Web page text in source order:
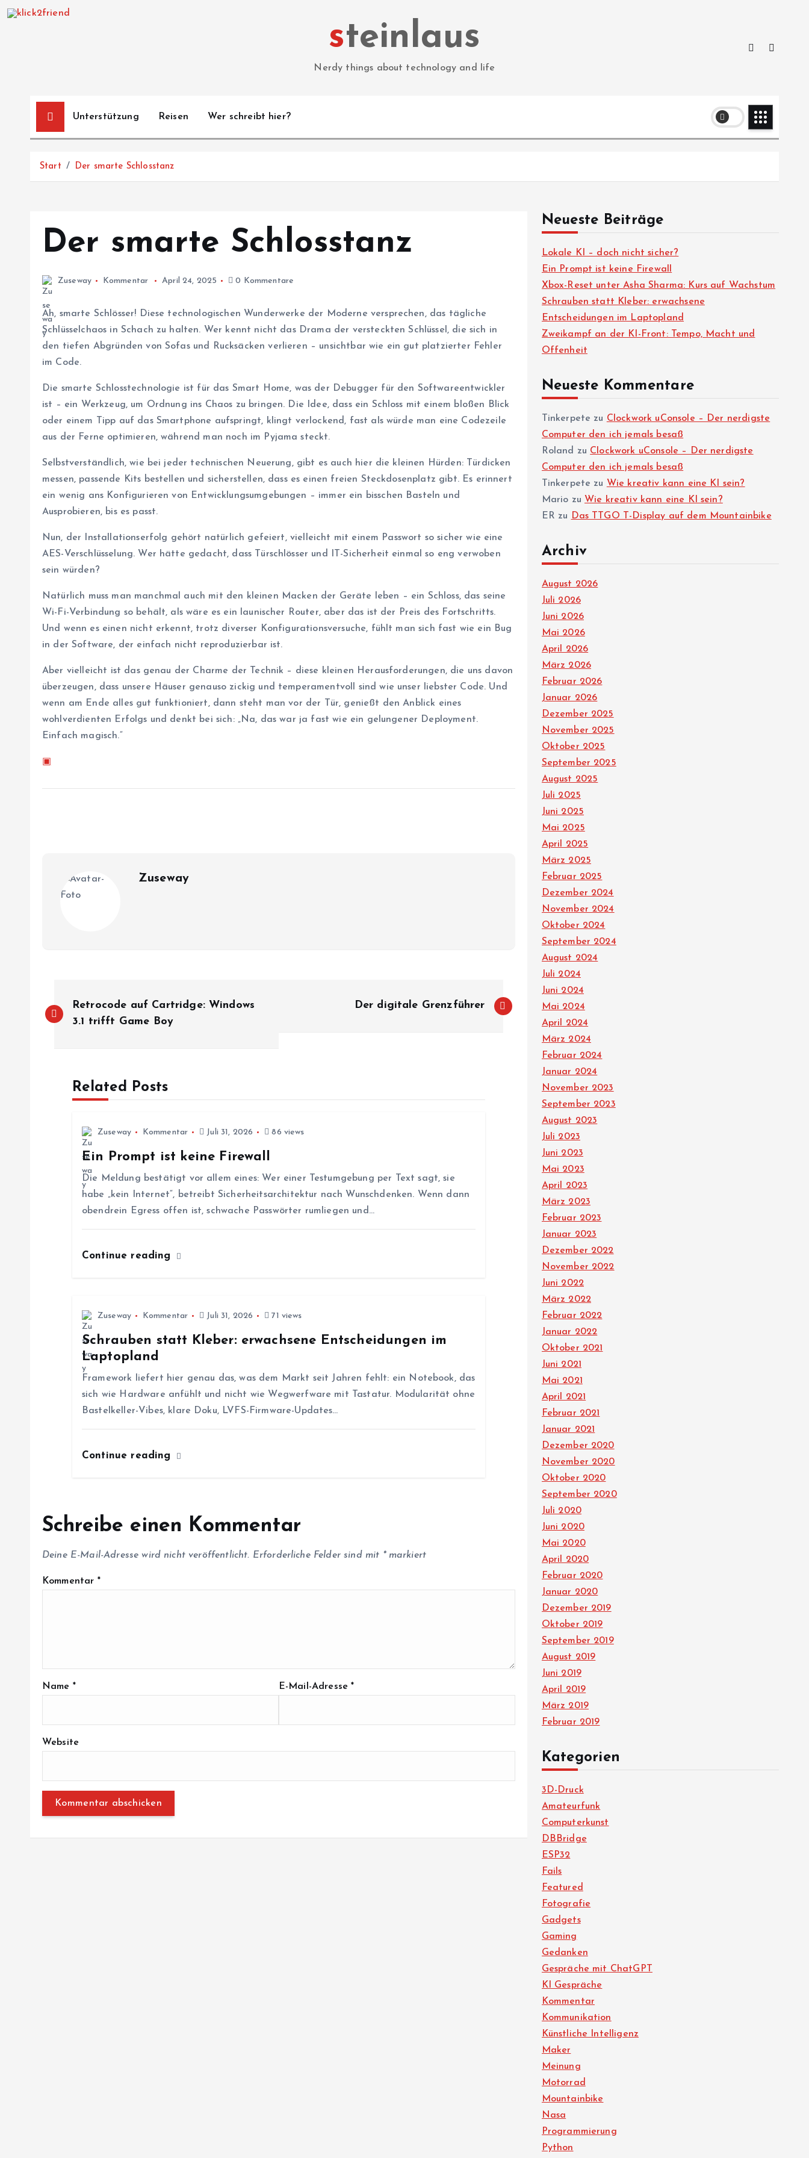
steinlaus
Nerdy things about technology and life
Unterstützung Reisen Wer schreibt hier?
Start Der smarte Schlosstanz
Der smarte Schlosstanz
Zuseway Kommentar April 24, 2025 0 Kommentare
Ah, smarte Schlösser! Diese technologischen Wunderwerke der Moderne versprechen, das tägliche
Schlüsselchaos in Schach zu halten. Wer kennt nicht das Drama der versteckten Schlüssel, die sich in
den tiefen Abgründen von Sofas und Rucksäcken verlieren – unsichtbar wie ein gut platzierter Fehler
im Code.
Die smarte Schlosstechnologie ist für das Smart Home, was der Debugger für den Softwareentwickler
ist – ein Werkzeug, um Ordnung ins Chaos zu bringen. Die Idee, dass ein Schloss mit einem bloßen Blick
oder einem Tipp auf das Smartphone aufspringt, klingt verlockend, fast als würde man eine Codezeile
aus der Ferne optimieren, während man noch im Pyjama steckt.
Selbstverständlich, wie bei jeder technischen Neuerung, gibt es auch hier die kleinen Hürden: Türdicken
messen, passende Kits bestellen und sicherstellen, dass es einen freien Steckdosenplatz gibt. Es erinnert
ein wenig ans Konfigurieren von Entwicklungsumgebungen – immer ein bisschen Basteln und
Ausprobieren, bis es passt.
Nun, der Installationserfolg gehört natürlich gefeiert, vielleicht mit einem Passwort so sicher wie eine
AES-Verschlüsselung. Wer hätte gedacht, dass Türschlösser und IT-Sicherheit einmal so eng verwoben
sein würden?
Natürlich muss man manchmal auch mit den kleinen Macken der Geräte leben – ein Schloss, das seine
Wi-Fi-Verbindung so behält, als wäre es ein launischer Router, aber das ist der Preis des Fortschritts.
Und wenn es einen nicht erkennt, trotz diverser Konfigurationsversuche, fühlt man sich fast wie ein Bug
in der Software, der einfach nicht reproduzierbar ist.
Aber vielleicht ist das genau der Charme der Technik – diese kleinen Herausforderungen, die uns davon
überzeugen, dass unsere Häuser genauso zickig und temperamentvoll sind wie unser liebster Code. Und
wenn am Ende alles gut funktioniert, dann steht man vor der Tür, genießt den Anblick eines
wohlverdienten Erfolgs und denkt bei sich: „Na, das war ja fast wie ein gelungener Deployment.
Einfach magisch.“
▣
Zuseway
e
o
n
Retrocode auf Cartridge: Windows
3.1 trifft Game Boy
Der digitale Grenzführer
Related Posts
Zuseway Kommentar Juli 31, 2026 86 views
Ein Prompt ist keine Firewall
Die Meldung bestätigt vor allem eines: Wer einer Testumgebung per Text sagt, sie
habe „kein Internet“, betreibt Sicherheitsarchitektur nach Wunschdenken. Wenn dann
obendrein Egress offen ist, schwache Passwörter rumliegen und…
Continue reading
Zuseway Kommentar Juli 31, 2026 71 views
Schrauben statt Kleber: erwachsene Entscheidungen im
Laptopland
Framework liefert hier genau das, was dem Markt seit Jahren fehlt: ein Notebook, das
sich wie Hardware anfühlt und nicht wie Wegwerfware mit Tastatur. Modularität ohne
Bastelkeller-Vibes, klare Doku, LVFS-Firmware-Updates…
Continue reading
Schreibe einen Kommentar
Deine E-Mail-Adresse wird nicht veröffentlicht. Erforderliche Felder sind mit *markiert
Kommentar *
Name * E-Mail-Adresse*
Website
Neueste Beiträge
Lokale KI – doch nicht sicher?
Ein Prompt ist keine Firewall
Xbox-Reset unter Asha Sharma: Kurs auf Wachstum
Schrauben statt Kleber: erwachsene
Entscheidungen im Laptopland
Zweikampf an der KI-Front: Tempo, Macht und
Offenheit
Neueste Kommentare
Tinkerpete zu Clockwork uConsole – Der nerdigste
Computer den ich jemals besaß
Roland
zu Clockwork uConsole – Der nerdigste
Computer den ich jemals besaß
Tinkerpete zu Wie kreativ kann eine KI sein?
Mario zu Wie kreativ kann eine KI sein?
ER zu Das TTGO T-Display auf dem Mountainbike
Archiv
August 2026
Juli 2026
Juni 2026
Mai 2026
April 2026
März 2026
Februar 2026
Januar 2026
Dezember 2025
November 2025
Oktober 2025
September 2025
August 2025
Juli 2025
Juni 2025
Mai 2025
April 2025
März 2025
Februar 2025
Dezember 2024
November 2024
Oktober 2024
September 2024
August 2024
Juli 2024
Juni 2024
Mai 2024
April 2024
März 2024
Februar 2024
Januar 2024
November 2023
September 2023
August 2023
Juli 2023
Juni 2023
Mai 2023
April 2023
März 2023
Februar 2023
Januar 2023
Dezember 2022
November 2022
Juni 2022
März 2022
Februar 2022
Januar 2022
Oktober 2021
Juni 2021
Mai 2021
April 2021
Februar 2021
Januar 2021
Dezember 2020
November 2020
Oktober 2020
September 2020
Juli 2020
Juni 2020
Mai 2020
April 2020
Februar 2020
Januar 2020
Dezember 2019
Oktober 2019
September 2019
August 2019
Juni 2019
April 2019
März 2019
Februar 2019
Kategorien
3D-Druck
Amateurfunk
Computerkunst
DBBridge
ESP32
Fails
Featured
Fotografie
Gadgets
Gaming
Gedanken
Gespräche mit ChatGPT
KI Gespräche
Kommentar
Kommunikation
Künstliche Intelligenz
Maker
Meinung
Motorrad
Mountainbike
Nasa
Programmierung
Python